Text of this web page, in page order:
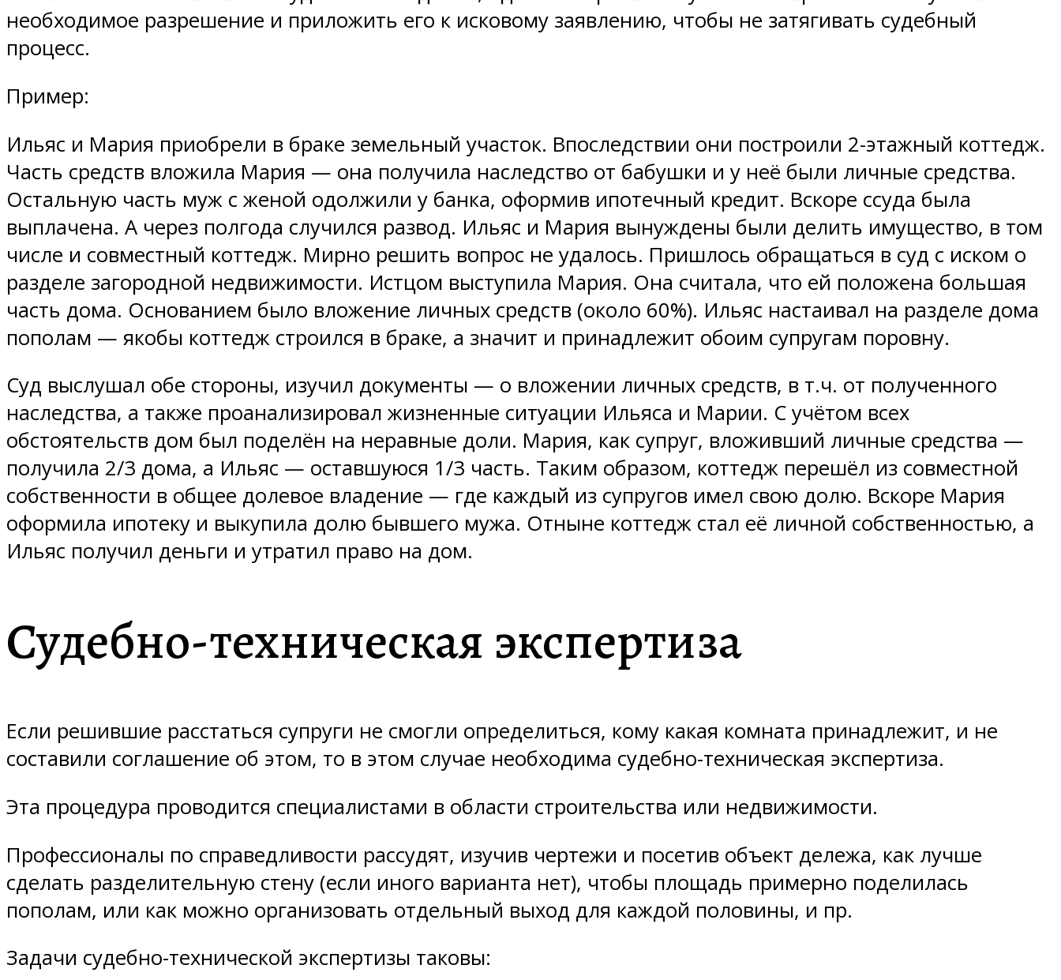
необходимое разрешение и приложить его к исковому заявлению, чтобы не затягивать судебный
процесс.
Пример:
Ильяс и Мария приобрели в браке земельный участок. Впоследствии они построили 2-этажный коттедж.
Часть средств вложила Мария — она получила наследство от бабушки и у неё были личные средства.
Остальную часть муж с женой одолжили у банка, оформив ипотечный кредит. Вскоре ссуда была
выплачена. А через полгода случился развод. Ильяс и Мария вынуждены были делить имущество, в том
числе и совместный коттедж. Мирно решить вопрос не удалось. Пришлось обращаться в суд с иском о
разделе загородной недвижимости. Истцом выступила Мария. Она считала, что ей положена большая
часть дома. Основанием было вложение личных средств (около 60%). Ильяс настаивал на разделе дома
пополам — якобы коттедж строился в браке, а значит и принадлежит обоим супругам поровну.
Суд выслушал обе стороны, изучил документы — о вложении личных средств, в т.ч. от полученного
наследства, а также проанализировал жизненные ситуации Ильяса и Марии. С учётом всех
обстоятельств дом был поделён на неравные доли. Мария, как супруг, вложивший личные средства —
получила 2/3 дома, а Ильяс — оставшуюся 1/3 часть. Таким образом, коттедж перешёл из совместной
собственности в общее долевое владение — где каждый из супругов имел свою долю. Вскоре Мария
оформила ипотеку и выкупила долю бывшего мужа. Отныне коттедж стал её личной собственностью, а
Ильяс получил деньги и утратил право на дом.
Судебно-техническая экспертиза
Если решившие расстаться супруги не смогли определиться, кому какая комната принадлежит, и не
составили соглашение об этом, то в этом случае необходима судебно-техническая экспертиза.
Эта процедура проводится специалистами в области строительства или недвижимости.
Профессионалы по справедливости рассудят, изучив чертежи и посетив объект дележа, как лучше
сделать разделительную стену (если иного варианта нет), чтобы площадь примерно поделилась
пополам, или как можно организовать отдельный выход для каждой половины, и пр.
Задачи судебно-технической экспертизы таковы: